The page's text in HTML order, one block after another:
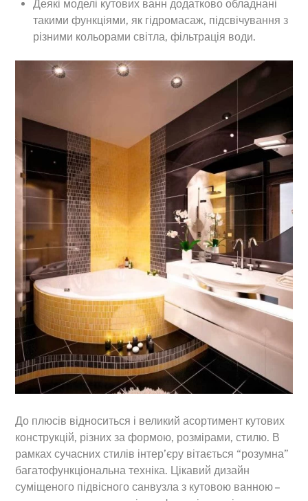
Деякі моделі кутових ванн додатково обладнані
такими функціями, як гідромасаж, підсвічування з
різними кольорами світла, фільтрація води.
До плюсів відноситься і великий асортимент кутових
конструкцій, різних за формою, розмірами, стилю. В
рамках сучасних стилів інтер’єру вітається “розумна”
багатофункціональна техніка. Цікавий дизайн
суміщеного підвісного санвузла з кутовою ванною –